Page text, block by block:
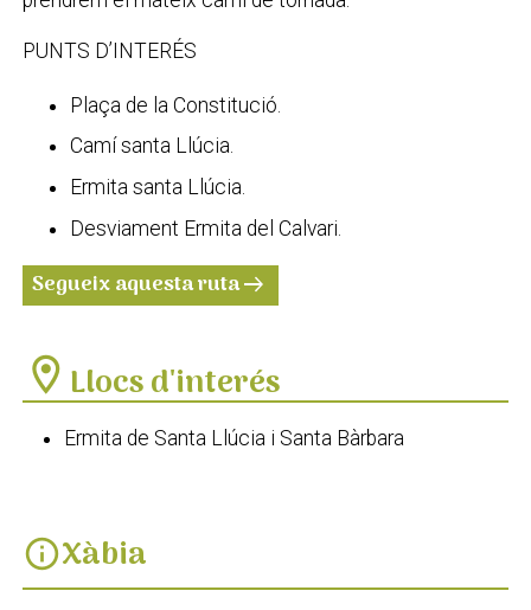
PUNTS D’INTERÉS
Plaça de la Constitució.
Camí santa Llúcia.
Ermita santa Llúcia.
Desviament Ermita del Calvari.
Segueix aquesta rutaarrow_right_alt
location_on Llocs d'interés
Ermita de Santa Llúcia i Santa Bàrbara
infoXàbia